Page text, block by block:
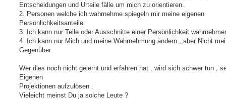
Entscheidungen und Urteile fälle um mich zu orientieren.
2. Personen welche ich wahrnehme spiegeln mir meine eigenen
Persönlichkeitsanteile.
3. Ich kann nur Teile oder Ausschnitte einer Persönlichkeit
4. Ich kann nur Mich und meine Wahrnehmung ändern , aber Nicht
Gegenüber.
Wer dies noch nicht gelernt und erfahren hat , wird sich schwer tun ,
Eigenen
Projektionen aufzulösen .
Vieleicht meinst Du ja solche Leute ?